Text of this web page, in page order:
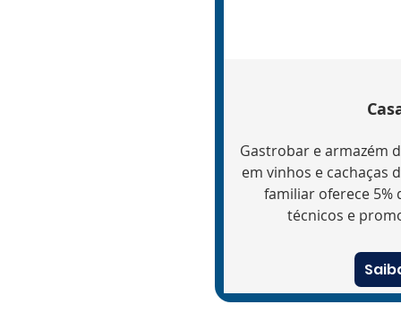
Gastrobar e armazém
em vinhos e cachaças
familiar oferece 5%
técnicos e